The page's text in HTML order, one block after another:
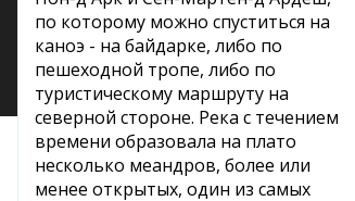
по которому можно спуститься на
каноэ - на байдарке, либо по
пешеходной тропе, либо по
туристическому маршруту на
северной стороне. Река с течением
времени образовала на плато
несколько меандров, более или
менее открытых, один из самых